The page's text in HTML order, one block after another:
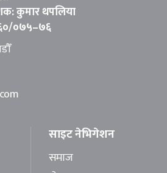
कुमार थपलिया
०७५–७६
साइट नेभिगेशन
समाज